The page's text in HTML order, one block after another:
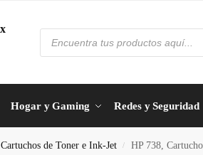
Hogar y Gaming Redes y Seguridad
Cartuchos de Toner e Ink-Jet / HP 738,